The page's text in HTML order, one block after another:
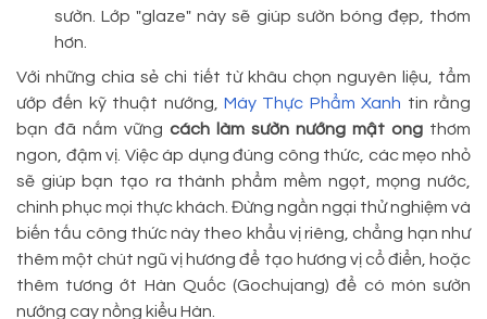
sườn. Lớp "glaze" này sẽ giúp sườn bóng đẹp, thơm
hơn.
Với những chia sẻ chi tiết từ khâu chọn nguyên liệu, tẩm
ướp đến kỹ thuật nướng, Máy Thực Phẩm Xanh tin rằng
bạn đã nắm vững cách làm sườn nướng mật ong thơm
ngon, đậm vị. Việc áp dụng đúng công thức, các mẹo nhỏ
sẽ giúp bạn tạo ra thành phẩm mềm ngọt, mọng nước,
chinh phục mọi thực khách. Đừng ngần ngại thử nghiệm và
biến tấu công thức này theo khẩu vị riêng, chẳng hạn như
thêm một chút ngũ vị hương để tạo hương vị cổ điển, hoặc
thêm tương ớt Hàn Quốc (Gochujang) để có món sườn
nướng cay nồng kiểu Hàn.